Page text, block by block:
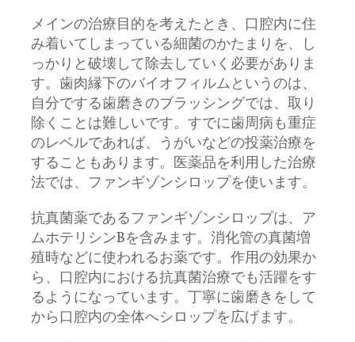
メインの治療目的を考えたとき、口腔内に住
み着いてしまっている細菌のかたまりを、し
っかりと破壊して除去していく必要がありま
す。歯肉縁下のバイオフィルムというのは、
自分でする歯磨きのブラッシングでは、取り
除くことは難しいです。すでに歯周病も重症
のレベルであれば、うがいなどの投薬治療を
することもあります。医薬品を利用した治療
法では、ファンギゾンシロップを使います。
抗真菌薬であるファンギゾンシロップは、ア
ムホテリシンBを含みます。消化管の真菌増
殖時などに使われるお薬です。作用の効果か
ら、口腔内における抗真菌治療でも活躍をす
るようになっています。丁寧に歯磨きをして
から口腔内の全体へシロップを広げます。